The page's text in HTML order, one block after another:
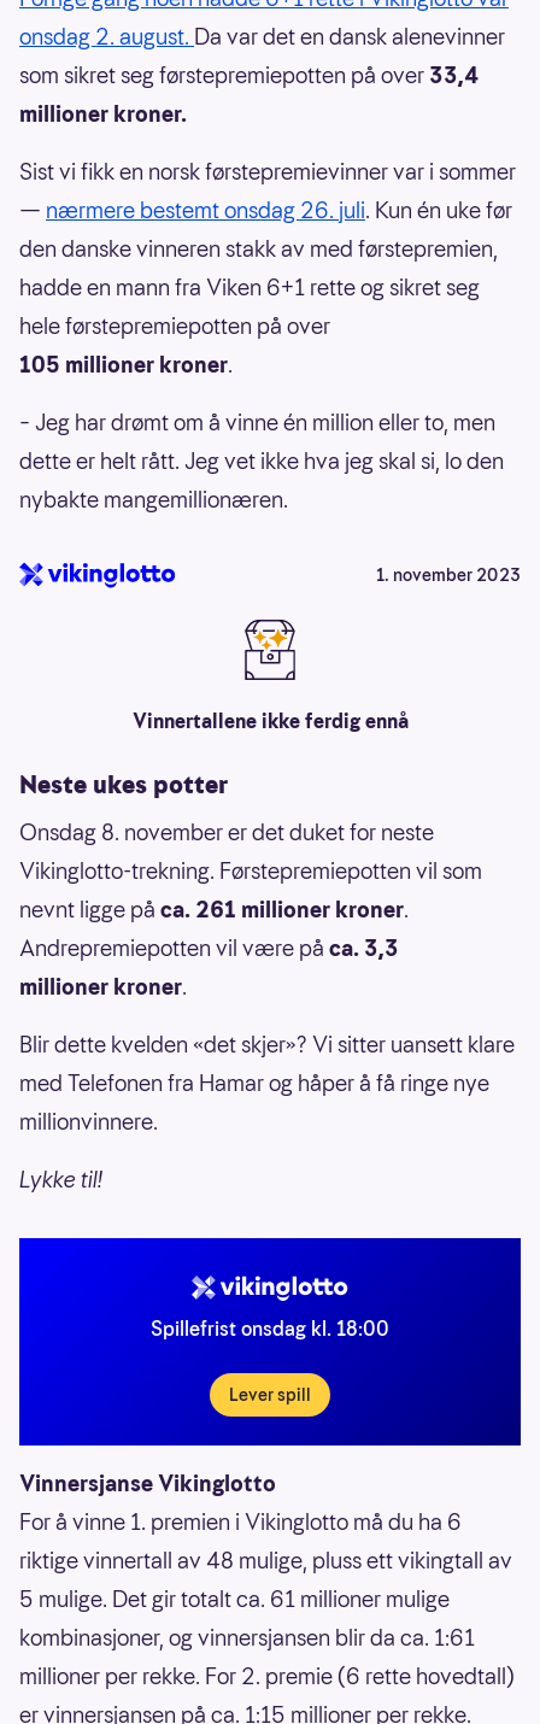
onsdag 2. august. Da var det en dansk alenevinner
som sikret seg førstepremiepotten på over 33,4
millioner kroner.
Sist vi fikk en norsk førstepremievinner var i sommer
— nærmere bestemt onsdag 26. juli. Kun én uke før
den danske vinneren stakk av med førstepremien,
hadde en mann fra Viken 6+1 rette og sikret seg
hele førstepremiepotten på over
105 millioner kroner.
– Jeg har drømt om å vinne én million eller to, men
dette er helt rått. Jeg vet ikke hva jeg skal si, lo den
nybakte mangemillionæren.
1. november 2023
Vinnertallene ikke ferdig ennå
Neste ukes potter
Onsdag 8. november er det duket for neste
Vikinglotto-trekning. Førstepremiepotten vil som
nevnt ligge på ca. 261 millioner kroner.
Andrepremiepotten vil være på ca. 3,3
millioner kroner.
Blir dette kvelden «det skjer»? Vi sitter uansett klare
med Telefonen fra Hamar og håper å få ringe nye
millionvinnere.
Lykke til!
Spillefrist onsdag kl. 18:00
Lever spill
Vinnersjanse Vikinglotto
For å vinne 1. premien i Vikinglotto må du ha 6
riktige vinnertall av 48 mulige, pluss ett vikingtall av
5 mulige. Det gir totalt ca. 61 millioner mulige
kombinasjoner, og vinnersjansen blir da ca. 1:61
millioner per rekke. For 2. premie (6 rette hovedtall)
er vinnersjansen på ca. 1:15 millioner per rekke.